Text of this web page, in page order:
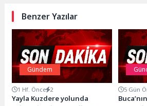
Benzer Yazılar
Gündem
1 Hf. Önce 2
Yayla Kuzdere yolunda
5 Gün